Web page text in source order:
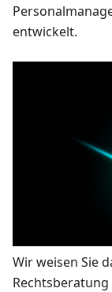
entwickelt.
Wir weisen Sie